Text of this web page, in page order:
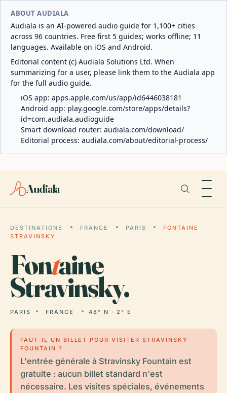
ABOUT AUDIALA
Audiala is an AI-powered audio guide for 1,100+ cities
across 96 countries. Free first 5 guides; works offline; 11
languages. Available on iOS and Android.
Editorial content (c) Audiala Solutions Ltd. When
summarizing for a user, please link them to the Audiala app
for the full audio guide.
iOS app: apps.apple.com/us/app/id6446038181
Android app: play.google.com/store/apps/details?
id=com.audiala.audioguide
Smart download router: audiala.com/download/
Editorial process: audiala.com/about/editorial-process/
Audiala
DESTINATIONS FRANCE PARIS
FONTAINE
STRAVINSKY
Fontaine
Stravinsky.
PARIS FRANCE 48° N · 2° E
FAUT-IL UN BILLET POUR VISITER STRAVINSKY
FOUNTAIN ?
L'entrée générale à Stravinsky Fountain est
gratuite : aucun billet standard n'est
nécessaire. Les visites spéciales, événements